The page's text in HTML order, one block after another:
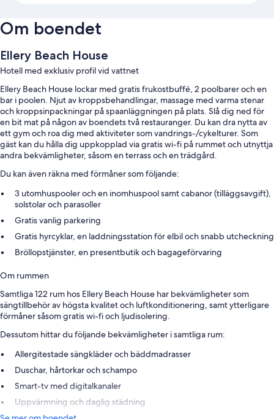
Om boendet
Ellery Beach House
Hotell med exklusiv profil vid vattnet
Ellery Beach House lockar med gratis frukostbuffé, 2 poolbarer och en
bar i poolen. Njut av kroppsbehandlingar, massage med varma stenar
och kroppsinpackningar på spaanläggningen på plats. Slå dig ned för
en bit mat på någon av boendets två restauranger. Du kan dra nytta av
ett gym och roa dig med aktiviteter som vandrings-/cykelturer. Som
gäst kan du hålla dig uppkopplad via gratis wi-fi på rummet och utnyttja
andra bekvämligheter, såsom en terrass och en trädgård.
Du kan även räkna med förmåner som följande:
3 utomhuspooler och en inomhuspool samt cabanor (tilläggsavgift),
solstolar och parasoller
Gratis vanlig parkering
Gratis hyrcyklar, en laddningsstation för elbil och snabb utcheckning
Bröllopstjänster, en presentbutik och bagageförvaring
Om rummen
Samtliga 122 rum hos Ellery Beach House har bekvämligheter som
sängtillbehör av högsta kvalitet och luftkonditionering, samt ytterligare
förmåner såsom gratis wi-fi och ljudisolering.
Dessutom hittar du följande bekvämligheter i samtliga rum:
Allergitestade sängkläder och bäddmadrasser
Duschar, hårtorkar och schampo
Smart-tv med digitalkanaler
Uppvärmning och daglig städning